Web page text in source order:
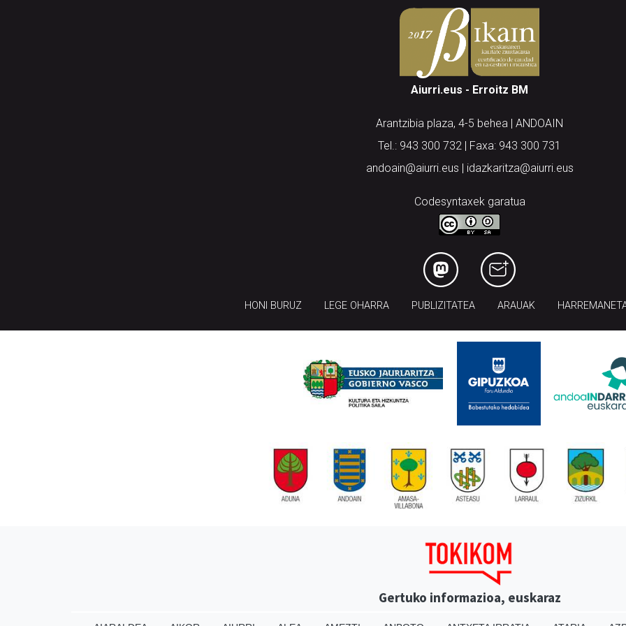
Aiurri.eus - Erroitz BM
Arantzibia plaza, 4-5 behea | ANDOAIN
Tel.: 943 300 732 | Faxa: 943 300 731
andoain@aiurri.eus | idazkaritza@aiurri.eus
Codesyntaxek garatua
HONI BURUZ LEGE OHARRA PUBLIZITATEA ARAUAK
Gertuko informazioa, euskaraz